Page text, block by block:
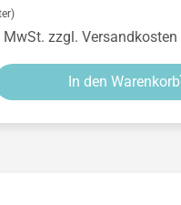
MwSt. zzgl. Versandkosten
In den Warenkorb